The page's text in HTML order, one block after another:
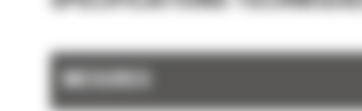
MESURES